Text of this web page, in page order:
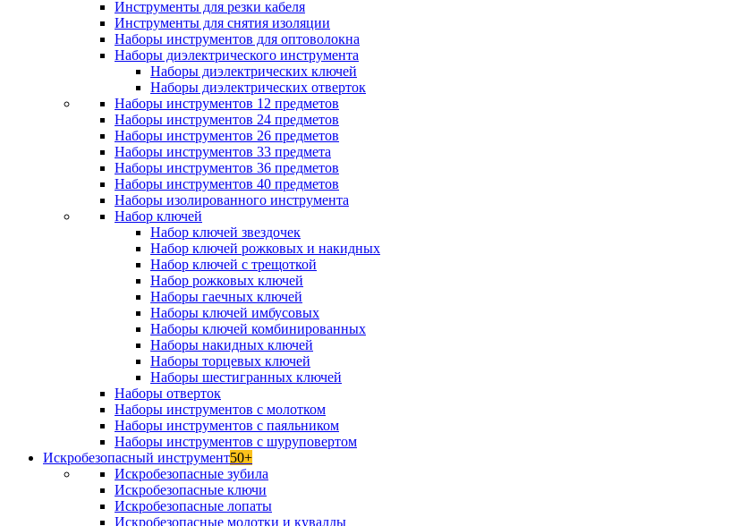
Инструменты для резки кабеля
Инструменты для снятия изоляции
Наборы инструментов для оптоволокна
Наборы диэлектрического инструмента
Наборы диэлектрических ключей
Наборы диэлектрических отверток
Наборы инструментов 12 предметов
Наборы инструментов 24 предметов
Наборы инструментов 26 предметов
Наборы инструментов 33 предмета
Наборы инструментов 36 предметов
Наборы инструментов 40 предметов
Наборы изолированного инструмента
Набор ключей
Набор ключей звездочек
Набор ключей рожковых и накидных
Набор ключей с трещоткой
Набор рожковых ключей
Наборы гаечных ключей
Наборы ключей имбусовых
Наборы ключей комбинированных
Наборы накидных ключей
Наборы торцевых ключей
Наборы шестигранных ключей
Наборы отверток
Наборы инструментов с молотком
Наборы инструментов с паяльником
Наборы инструментов с шуруповертом
Искробезопасный инструмент50+
Искробезопасные зубила
Искробезопасные ключи
Искробезопасные лопаты
Искробезопасные молотки и кувалды